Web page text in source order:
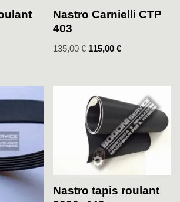
Nastro Carnielli CTP
403
135,00€ 115,00€
Nastro tapis roulant